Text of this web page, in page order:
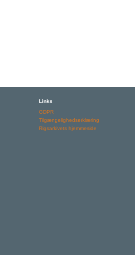
Links
GDPR
Tilgængelighedserklæring
Rigsarkivets hjemmeside